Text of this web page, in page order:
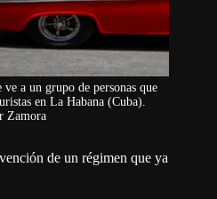
a un grupo de personas que
en La Habana (Cuba).
Zamora
de un régimen que ya